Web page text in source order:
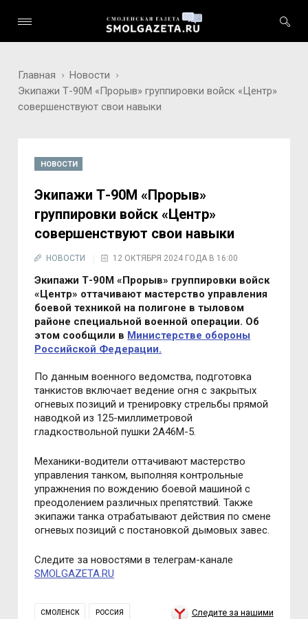
Главная
Новости
Экипажи Т-90М «Прорыв» группировки войск «Центр»
совершенствуют свои навыки
НОВОСТИ
Экипажи Т-90М «Прорыв»
группировки войск «Центр»
совершенствуют свои навыки
НОВОСТИ 12 ОКТЯБРЯ 2024 ГОДА В 16:00
Экипажи Т-90М «Прорыв» группировки войск
«Центр» оттачивают мастерство управления
боевой техникой на полигоне в тыловом
районе специальной военной операции. Об
этом сообщили в Министерстве обороны
Российской Федерации.
По данным военного ведомства, подготовка
танкистов включает ведение огня с закрытых
огневых позиций и тренировку стрельбы прямой
наводкой из 125-миллиметровой
гладкоствольной пушки 2А46М-5.
Механики-водители оттачивают мастерство
управления танком, выполняя контрольные
упражнения по вождению боевой машиной с
преодолением различных препятствий. Также
экипажи танка отрабатывают действия по смене
огневых позиций с постановкой дымовых завес.
Следите за новостями в телеграм-канале
SMOLGAZETA.RU
СМОЛЕНСК РОССИЯ
Следите за нашими